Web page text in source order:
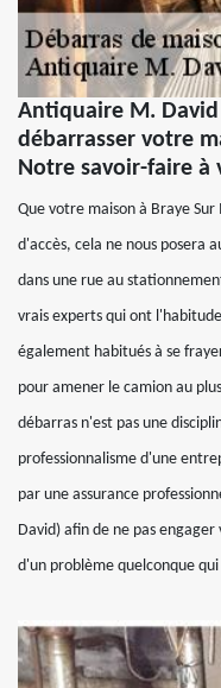
Antiquaire M. David
débarrasser votre
Notre savoir-faire
Que votre maison à Braye
d'accès, cela ne nous posera
dans une rue au
vrais experts qui ont
également habitués à se
pour amener le camion au
débarras n'est pas une
professionnalisme d'une
par une assurance
David) afin de ne pas
d'un problème quelconque